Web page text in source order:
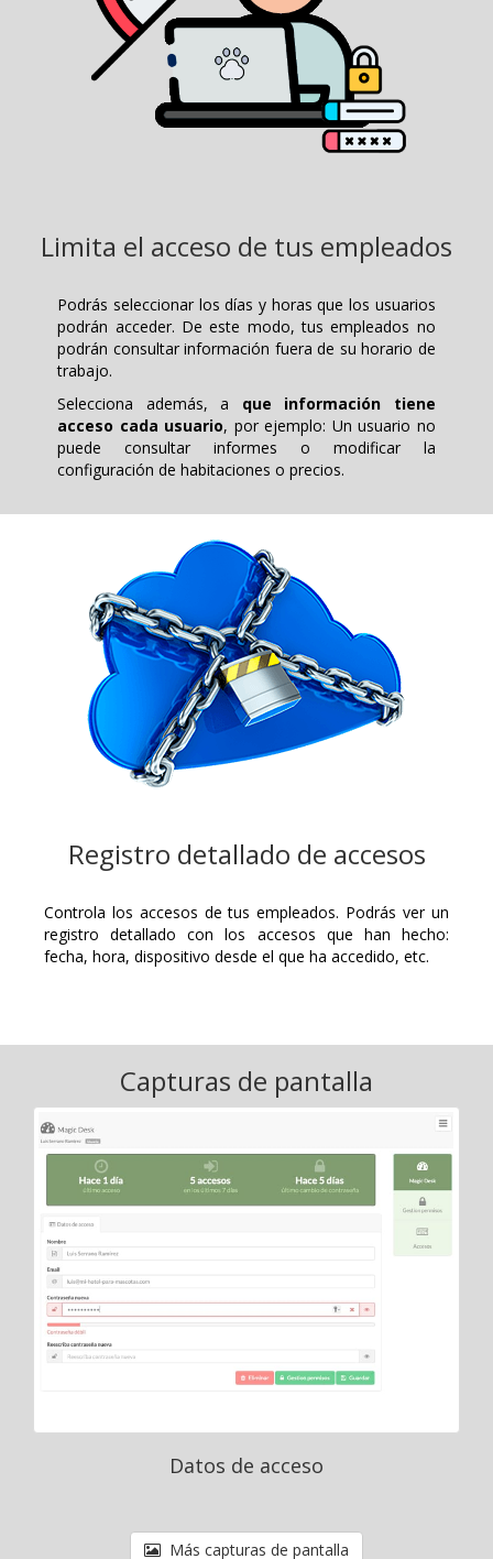
Limita el acceso de tus empleados
Podrás seleccionar los días y horas que los usuarios
podrán acceder. De este modo, tus empleados no
podrán consultar información fuera de su horario de
trabajo.
Selecciona además, a que información tiene
acceso cada usuario, por ejemplo: Un usuario no
puede consultar informes o modificar la
configuración de habitaciones o precios.
Registro detallado de accesos
Controla los accesos de tus empleados. Podrás ver un
registro detallado con los accesos que han hecho:
fecha, hora, dispositivo desde el que ha accedido, etc.
Capturas de pantalla
Datos de acceso
Más capturas de pantalla